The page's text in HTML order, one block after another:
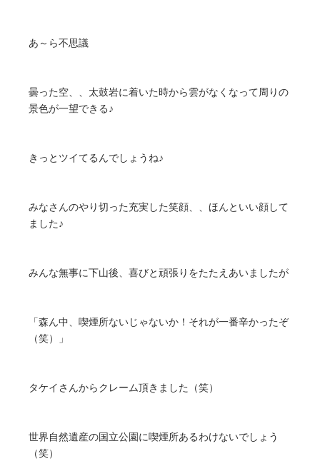
あ～ら不思議
曇った空、、太鼓岩に着いた時から雲がなくなって周りの
景色が一望できる♪
きっとツイてるんでしょうね♪
みなさんのやり切った充実した笑顔、、ほんといい顔して
ました♪
みんな無事に下山後、喜びと頑張りをたたえあいましたが
「森ん中、喫煙所ないじゃないか！それが一番辛かったぞ
（笑）」
タケイさんからクレーム頂きました（笑）
世界自然遺産の国立公園に喫煙所あるわけないでしょう
（笑）